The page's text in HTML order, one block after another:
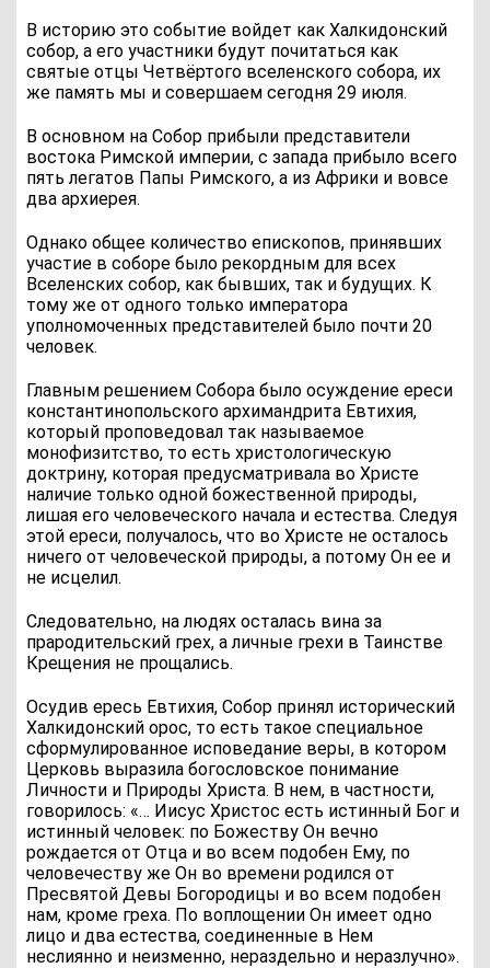
В историю это событие войдет как Халкидонский
собор, а его участники будут почитаться как
святые отцы Четвёртого вселенского собора, их
же память мы и совершаем сегодня 29 июля.
В основном на Собор прибыли представители
востока Римской империи, с запада прибыло всего
пять легатов Папы Римского, а из Африки и вовсе
два архиерея.
Однако общее количество епископов, принявших
участие в соборе было рекордным для всех
Вселенских собор, как бывших, так и будущих. К
тому же от одного только императора
уполномоченных представителей было почти 20
человек.
Главным решением Собора было осуждение ереси
константинопольского архимандрита Евтихия,
который проповедовал так называемое
монофизитство, то есть христологическую
доктрину, которая предусматривала во Христе
наличие только одной божественной природы,
лишая его человеческого начала и естества. Следуя
этой ереси, получалось, что во Христе не осталось
ничего от человеческой природы, а потому Он ее и
не исцелил.
Следовательно, на людях осталась вина за
прародительский грех, а личные грехи в Таинстве
Крещения не прощались.
Осудив ересь Евтихия, Собор принял исторический
Халкидонский орос, то есть такое специальное
сформулированное исповедание веры, в котором
Церковь выразила богословское понимание
Личности и Природы Христа. В нем, в частности,
говорилось: «… Иисус Христос есть истинный Бог и
истинный человек: по Божеству Он вечно
рождается от Отца и во всем подобен Ему, по
человечеству же Он во времени родился от
Пресвятой Девы Богородицы и во всем подобен
нам, кроме греха. По воплощении Он имеет одно
лицо и два естества, соединенные в Нем
неслиянно и неизменно, нераздельно и неразлучно».